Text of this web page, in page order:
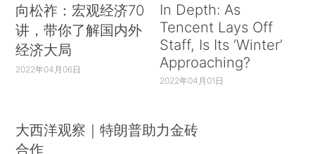
向松祚：宏观经济70
讲，带你了解国内外
经济大局
2022年04月06日
In Depth: As
Tencent Lays Off
Staff, Is Its ‘Winter’
Approaching?
2022年04月01日
大西洋观察｜特朗普助力金砖
合作